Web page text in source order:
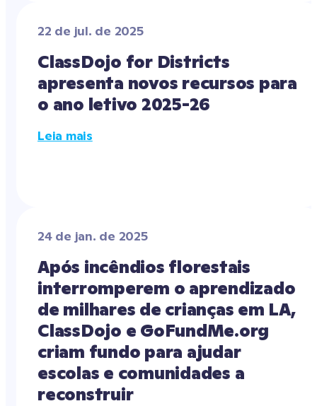
22 de jul. de 2025
ClassDojo for Districts
apresenta novos recursos para
o ano letivo 2025-26
Leia mais
24 de jan. de 2025
Após incêndios florestais
interromperem o aprendizado
de milhares de crianças em LA,
ClassDojo e GoFundMe.org
criam fundo para ajudar
escolas e comunidades a
reconstruir